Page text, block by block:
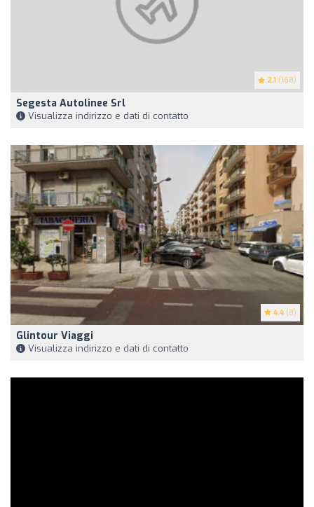
2.1 (168)
Segesta Autolinee Srl
Visualizza indirizzo e dati di contatto
4.4 (8)
Glintour Viaggi
Visualizza indirizzo e dati di contatto